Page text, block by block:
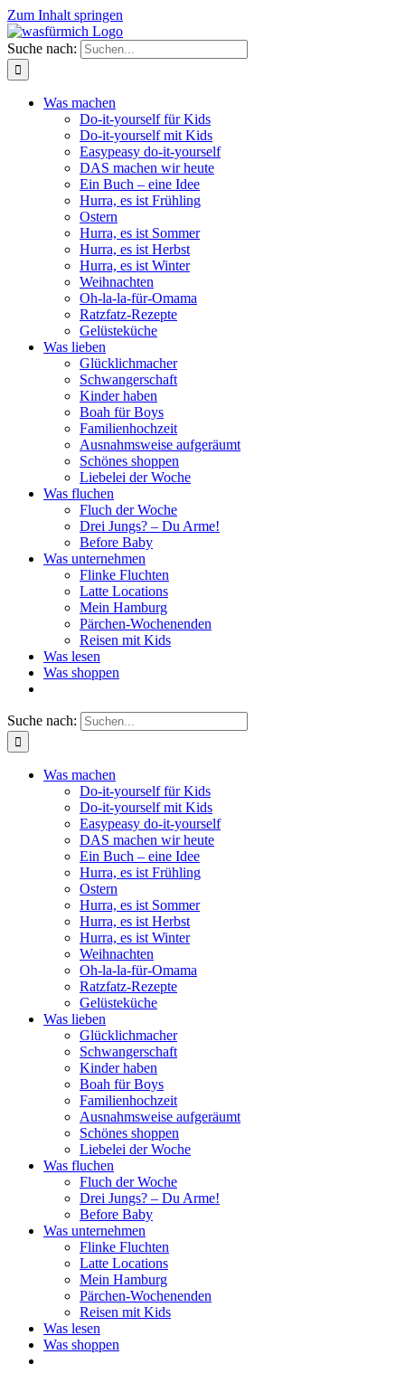
Zum Inhalt springen
Suche nach:
Was machen
Do-it-yourself für Kids
Do-it-yourself mit Kids
Easypeasy do-it-yourself
DAS machen wir heute
Ein Buch – eine Idee
Hurra, es ist Frühling
Ostern
Hurra, es ist Sommer
Hurra, es ist Herbst
Hurra, es ist Winter
Weihnachten
Oh-la-la-für-Omama
Ratzfatz-Rezepte
Gelüsteküche
Was lieben
Glücklichmacher
Schwangerschaft
Kinder haben
Boah für Boys
Familienhochzeit
Ausnahmsweise aufgeräumt
Schönes shoppen
Liebelei der Woche
Was fluchen
Fluch der Woche
Drei Jungs? – Du Arme!
Before Baby
Was unternehmen
Flinke Fluchten
Latte Locations
Mein Hamburg
Pärchen-Wochenenden
Reisen mit Kids
Was lesen
Was shoppen
Suche nach:
Was machen
Do-it-yourself für Kids
Do-it-yourself mit Kids
Easypeasy do-it-yourself
DAS machen wir heute
Ein Buch – eine Idee
Hurra, es ist Frühling
Ostern
Hurra, es ist Sommer
Hurra, es ist Herbst
Hurra, es ist Winter
Weihnachten
Oh-la-la-für-Omama
Ratzfatz-Rezepte
Gelüsteküche
Was lieben
Glücklichmacher
Schwangerschaft
Kinder haben
Boah für Boys
Familienhochzeit
Ausnahmsweise aufgeräumt
Schönes shoppen
Liebelei der Woche
Was fluchen
Fluch der Woche
Drei Jungs? – Du Arme!
Before Baby
Was unternehmen
Flinke Fluchten
Latte Locations
Mein Hamburg
Pärchen-Wochenenden
Reisen mit Kids
Was lesen
Was shoppen